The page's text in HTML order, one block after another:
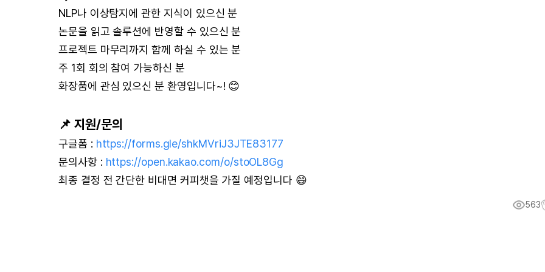
NLP나 이상탐지에 관한 지식이 있으신 분
논문을 읽고 솔루션에 반영할 수 있으신 분
프로젝트 마무리까지 함께 하실 수 있는 분
주 1회 회의 참여 가능하신 분
화장품에 관심 있으신 분 환영입니다~! 😊
📌 지원/문의
구글폼 : https://forms.gle/shkMVriJ3JTE83177
문의사항 : https://open.kakao.com/o/stoOL8Gg
최종 결정 전 간단한 비대면 커피챗을 가질 예정입니다 😄
563